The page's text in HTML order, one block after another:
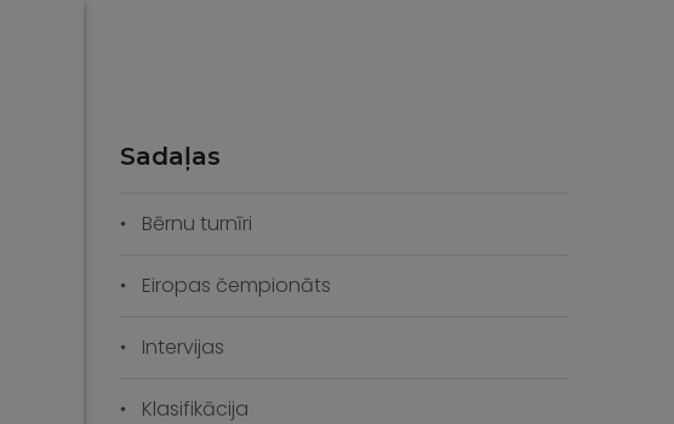
Sadaļas
Bērnu turnīri
Eiropas čempionāts
Intervijas
Klasifikācija